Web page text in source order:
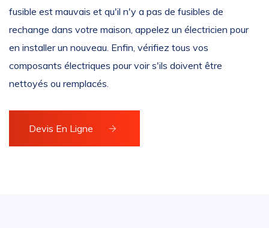
fusible est mauvais et qu'il n'y a pas de fusibles de
rechange dans votre maison, appelez un électricien pour
en installer un nouveau. Enfin, vérifiez tous vos
composants électriques pour voir s'ils doivent être
nettoyés ou remplacés.
Devis En Ligne